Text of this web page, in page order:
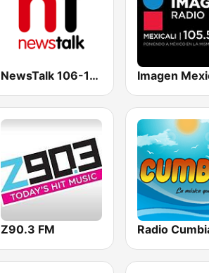
NewsTalk 106-108
Z90.3 FM